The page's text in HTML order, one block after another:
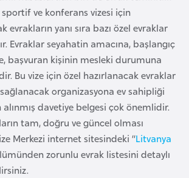
ve konferans vizesi için
evrakların yanı sıra bazı özel evraklar
Evraklar seyahatin amacına, başlangıç
başvuran kişinin mesleki durumuna
Bu vize için özel hazırlanacak evraklar
sağlanacak organizasyona ev sahipliği
davetiye belgesi çok önemlidir.
tam, doğru ve güncel olması
Merkezi internet sitesindeki “Litvanya
zorunlu evrak listesini detaylı